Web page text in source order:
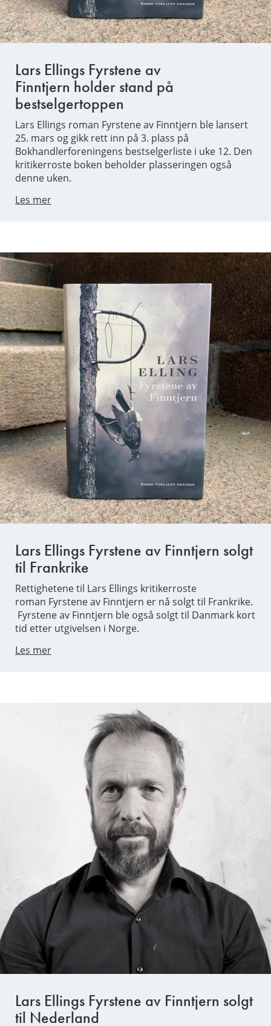
Lars Ellings Fyrstene av
Finntjern holder stand på
bestselgertoppen
Lars Ellings roman Fyrstene av Finntjern ble lansert
25. mars og gikk rett inn på 3. plass på
Bokhandlerforeningens bestselgerliste i uke 12. Den
kritikerroste boken beholder plasseringen også
denne uken.
Les mer
Lars Ellings Fyrstene av Finntjern solgt
til Frankrike
Rettighetene til Lars Ellings kritikerroste
roman Fyrstene av Finntjern er nå solgt til Frankrike.
Fyrstene av Finntjern ble også solgt til Danmark kort
tid etter utgivelsen i Norge.
Les mer
Lars Ellings Fyrstene av Finntjern solgt
til Nederland